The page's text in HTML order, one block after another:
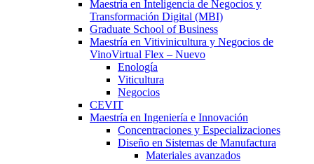
Maestría en Inteligencia de Negocios y
Transformación Digital (MBI)
Graduate School of Business
Maestría en Vitivinicultura y Negocios de
VinoVirtual Flex – Nuevo
Enología
Viticultura
Negocios
CEVIT
Maestría en Ingeniería e Innovación
Concentraciones y Especializaciones
Diseño en Sistemas de Manufactura
Materiales avanzados